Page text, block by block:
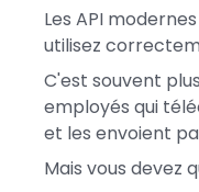
Les API
utilisez
C'est souvent
employés qui
et les envoient
Mais vous devez